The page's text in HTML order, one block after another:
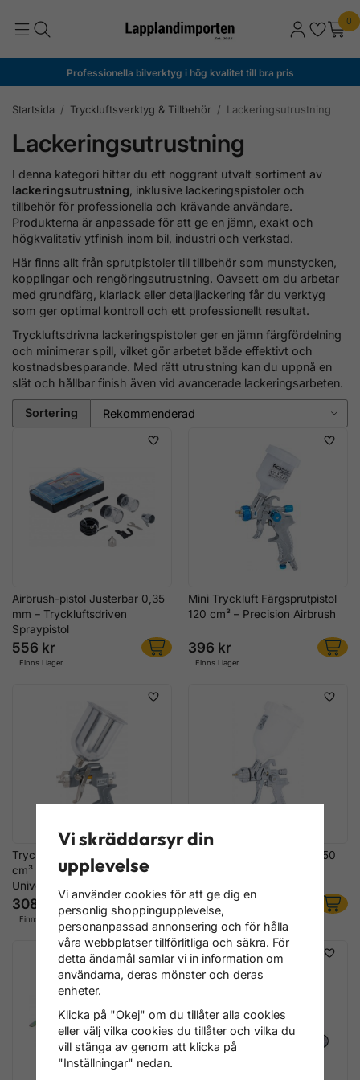
0
Professionella bilverktyg i hög kvalitet till bra pris
Startsida / Tryckluftsverktyg & Tillbehör / Lackeringsutrustning
Lackeringsutrustning
I denna kategori hittar du ett noggrant utvalt sortiment av
lackeringsutrustning, inklusive lackeringspistoler och
tillbehör för professionella och krävande användare.
Produkterna är anpassade för att ge en jämn, exakt och
högkvalitativ ytfinish inom bil, industri och verkstad.
Här finns allt från sprutpistoler till tillbehör som munstycken,
kopplingar och rengöringsutrustning. Oavsett om du arbetar
med grundfärg, klarlack eller detaljlackering får du verktyg
som ger optimal kontroll och ett professionellt resultat.
Tryckluftsdrivna lackeringspistoler ger en jämn färgfördelning
och minimerar spill, vilket gör arbetet både effektivt och
kostnadsbesparande. Med rätt utrustning kan du uppnå en
slät och hållbar finish även vid avancerade lackeringsarbeten.
Sortering
Airbrush-pistol Justerbar 0,35
mm – Tryckluftsdriven
Spraypistol
556 kr
Finns i lager
Mini Tryckluft Färgsprutpistol
120 cm³ – Precision Airbrush
396 kr
Finns i lager
Tryckluft Färgsprutpistol 500
cm³ – Brett
Universalmunstycke
308 kr
Finns i lager
Tryckluft Färgsprutpistol 550
540 kr
Finns i lager
Vi skräddarsyr din
upplevelse
Vi använder cookies för att ge dig en
personlig shoppingupplevelse,
personanpassad annonsering och för hålla
våra webbplatser tillförlitliga och säkra. För
detta ändamål samlar vi in information om
användarna, deras mönster och deras
enheter.
Klicka på "Okej" om du tillåter alla cookies
eller välj vilka cookies du tillåter och vilka du
vill stänga av genom att klicka på
"Inställningar" nedan.